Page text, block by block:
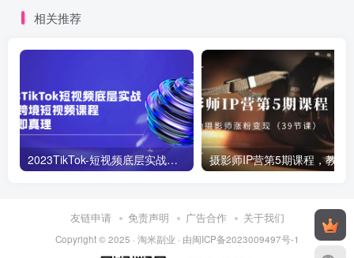
相关推荐
2023TikTok-短视频底层实战，海外跨境短视频课程
友链申请 免责声明 广告合作 关于我们
Copyright © 2025 · 淘米副业 · 由闽ICP备2023009497号-1